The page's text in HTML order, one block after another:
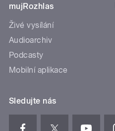
mujRozhlas
Živé vysílání
Audioarchiv
Podcasty
Mobilní aplikace
Sledujte nás